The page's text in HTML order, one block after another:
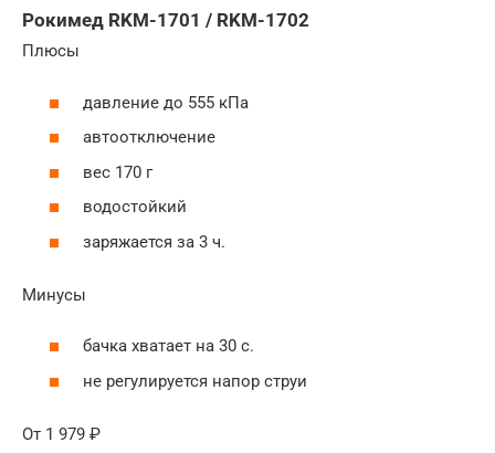
Рокимед RKM-1701 / RKM-1702
Плюсы
давление до 555 кПа
автоотключение
вес 170 г
водостойкий
заряжается за 3 ч.
Минусы
бачка хватает на 30 с.
не регулируется напор струи
От 1 979 ₽